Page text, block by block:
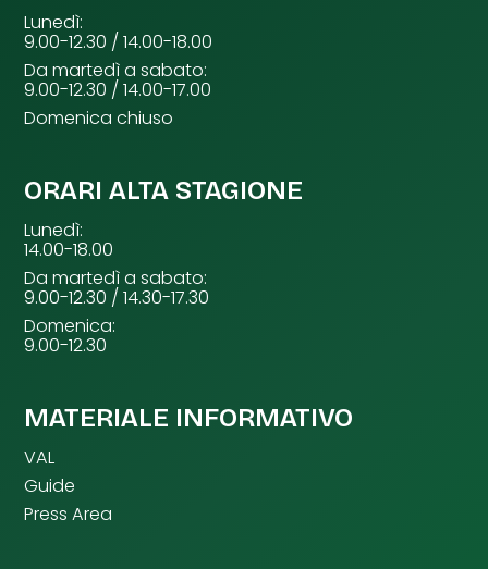
Lunedì:
9.00-12.30 / 14.00-18.00
Da martedì a sabato:
9.00-12.30 / 14.00-17.00
Domenica chiuso
ORARI ALTA STAGIONE
Lunedì:
14.00-18.00
Da martedì a sabato:
9.00-12.30 / 14.30-17.30
Domenica:
9.00-12.30
MATERIALE INFORMATIVO
VAL
Guide
Press Area